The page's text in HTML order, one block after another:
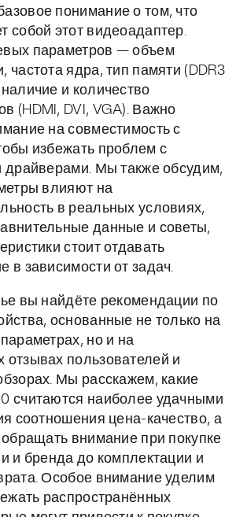
понимание о том, что
собой этот видеоадаптер.
параметров — объем
частота ядра, тип памяти (DDR3
и количество
(HDMI, DVI, VGA). Важно
на совместимость с
избежать проблем с
драйверами. Мы также обсудим,
влияют на
в реальных условиях,
данные и советы,
стоит отдавать
в зависимости от задач.
вы найдёте рекомендации по
основанные не только на
но и на
отзывах пользователей и
Мы расскажем, какие
считаются наиболее удачными
соотношения цена-качество, а
обращать внимание при покупке
и бренда до комплектации и
Особое внимание уделим
распространённых